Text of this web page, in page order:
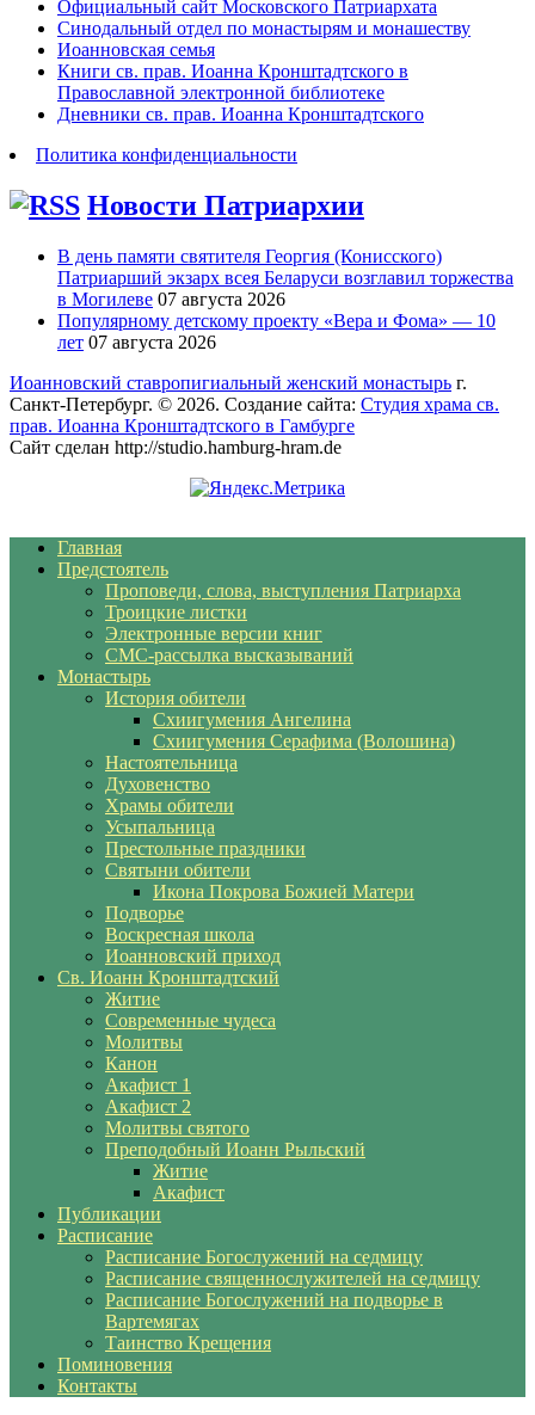
Официальный сайт Московского Патриархата
Синодальный отдел по монастырям и монашеству
Иоанновская семья
Книги св. прав. Иоанна Кронштадтского в
Православной электронной библиотеке
Дневники св. прав. Иоанна Кронштадтского
Политика конфиденциальности
Новости Патриархии
В день памяти святителя Георгия (Конисского)
Патриарший экзарх всея Беларуси возглавил торжества
в Могилеве 07 августа 2026
Популярному детскому проекту «Вера и Фома» — 10
лет 07 августа 2026
Иоанновский ставропигиальный женский монастырь г.
Санкт-Петербург. © 2026. Создание сайта: Студия храма св.
прав. Иоанна Кронштадтского в Гамбурге
Сайт сделан http://studio.hamburg-hram.de
Главная
Предстоятель
Проповеди, слова, выступления Патриарха
Троицкие листки
Электронные версии книг
СМС-рассылка высказываний
Монастырь
История обители
Схиигумения Ангелина
Схиигумения Серафима (Волошина)
Настоятельница
Духовенство
Храмы обители
Усыпальница
Престольные праздники
Святыни обители
Икона Покрова Божией Матери
Подворье
Воскресная школа
Иоанновский приход
Св. Иоанн Кронштадтский
Житие
Современные чудеса
Молитвы
Канон
Акафист 1
Акафист 2
Молитвы святого
Преподобный Иоанн Рыльский
Житие
Акафист
Публикации
Расписание
Расписание Богослужений на седмицу
Расписание священнослужителей на седмицу
Расписание Богослужений на подворье в
Вартемягах
Таинство Крещения
Поминовения
Контакты